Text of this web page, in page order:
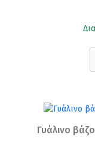
Γυάλινο